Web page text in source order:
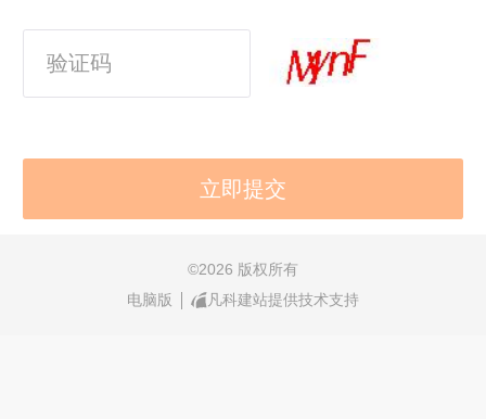
©2026 版权所有
电脑版
凡科建站提供技术支持